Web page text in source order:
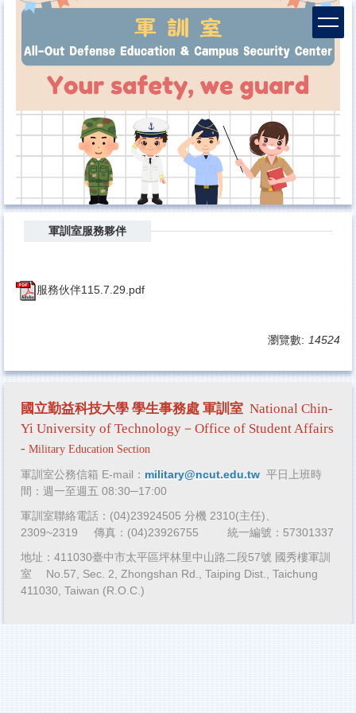
區
軍訓室服務夥伴
服務伙伴115.7.29.pdf
瀏覽數: 14524
國立勤益科技大學 學生事務處 軍訓室 National Chin-
Yi University of Technology－Office of Student Affairs
- Military Education Section
軍訓室公務信箱 E-mail： military@ncut.edu.tw 平日上班時
間：週一至週五 08:30─17:00
軍訓室聯絡電話：(04)23924505 分機 2310(主任)、
2309~2319 傳真：(04)23926755 統一編號：57301337
地址：411030臺中市太平區坪林里中山路二段57號 國秀樓軍訓
室 No.57, Sec. 2, Zhongshan Rd., Taiping Dist., Taichung
411030, Taiwan (R.O.C.)